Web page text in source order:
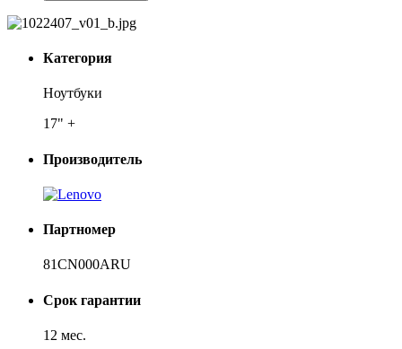
Категория
Ноутбуки
17" +
Производитель
Партномер
81CN000ARU
Срок гарантии
12 мес.